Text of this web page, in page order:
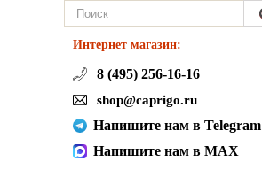
Интернет магазин:
8 (495) 256-16-16
shop@caprigo.ru
Напишите нам в Telegram
Напишите нам в MAX